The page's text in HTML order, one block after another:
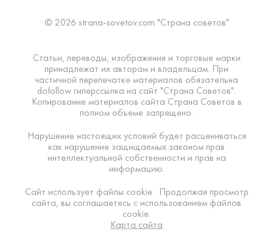
© 2026 strana-sovetov.com "Страна советов"
Статьи, переводы, изображения и торговые марки
принадлежат их авторам и владельцам. При
частичной перепечатке материалов обязательна
dofollow гиперссылка на сайт "Страна Советов".
Копирование материалов сайта Страна Советов в
полном объеме запрещено.
Нарушение настоящих условий будет расцениваться
как нарушение защищаемых законом прав
интеллектуальной собственности и прав на
информацию.
Сайт использует файлы cookie . Продолжая просмотр
сайта, вы соглашаетесь с использованием файлов
cookie.
Карта сайта